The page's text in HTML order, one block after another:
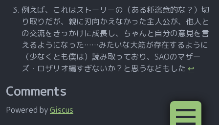
例えば、これはストーリーの（ある種恣意的な？）切
り取りだが、親に刃向かえなかった主人公が、他人と
の交流をきっかけに成長し、ちゃんと自分の意見を言
えるようになった……みたいな大筋が存在するように
（少なくとも僕は）読み取っており、SAOのマザー
ズ・ロザリオ編すぎないか？と思うなどもした ↩
Comments
Powered byGiscus